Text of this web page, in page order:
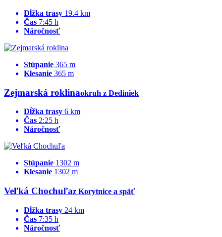
Dĺžka trasy 19.4 km
Čas 7:45 h
Náročnosť
Stúpanie 365 m
Klesanie 365 m
Zejmarská roklinaokruh z Dediniek
Dĺžka trasy 6 km
Čas 2:25 h
Náročnosť
Stúpanie 1302 m
Klesanie 1302 m
Veľká Chochuľaz Korytnice a späť
Dĺžka trasy 24 km
Čas 7:35 h
Náročnosť